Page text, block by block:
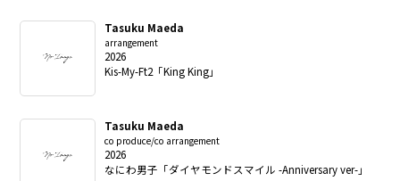
Tasuku Maeda
arrangement
2026
Kis-My-Ft2「King King」
Tasuku Maeda
co produce/co arrangement
2026
なにわ男子「ダイヤモンドスマイル -Anniversary ver-」